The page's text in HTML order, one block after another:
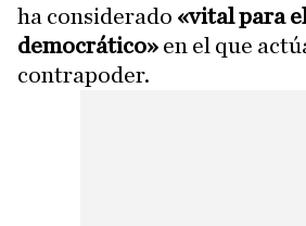
ha considerado «vital para
democrático» en el que
contrapoder.